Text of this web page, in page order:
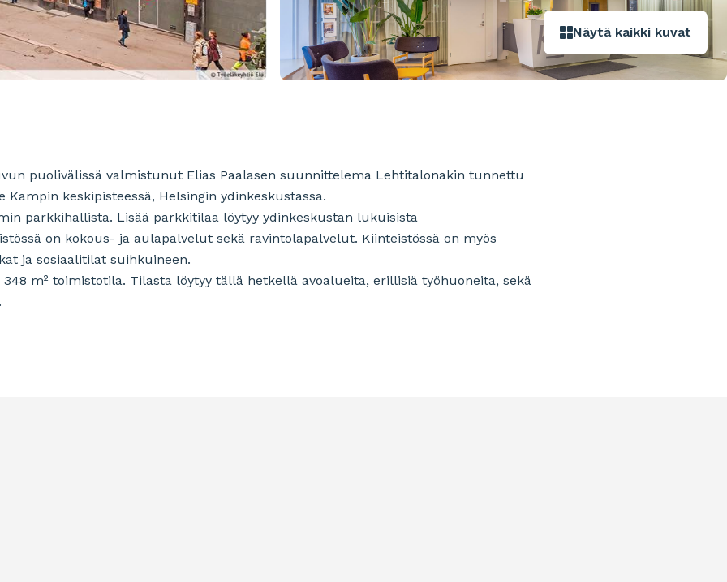
Näytä kaikki kuvat
puolivälissä valmistunut Elias Paalasen suunnittelema Lehtitalonakin tunnettu
Kampin keskipisteessä, Helsingin ydinkeskustassa.
parkkihallista. Lisää parkkitilaa löytyy ydinkeskustan lukuisista
on kokous- ja aulapalvelut sekä ravintolapalvelut. Kiinteistössä on myös
ja sosiaalitilat suihkuineen.
348 m² toimistotila. Tilasta löytyy tällä hetkellä avoalueita, erillisiä työhuoneita, sekä